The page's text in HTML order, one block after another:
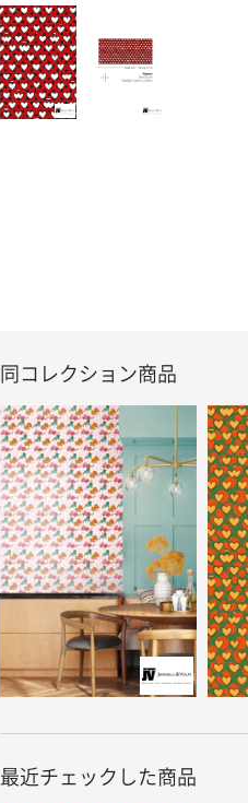
同コレクション商品
最近チェックした商品